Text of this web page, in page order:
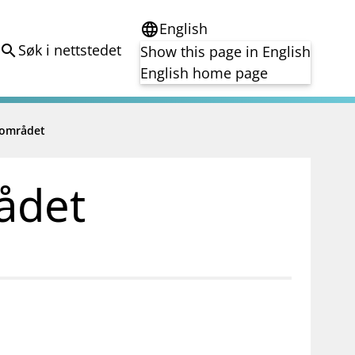
search Søk i nettstedet
languageEnglish
Show this page in English
English home page
Folkefinansiering
Kryptoeiendelsloven (MiCA)